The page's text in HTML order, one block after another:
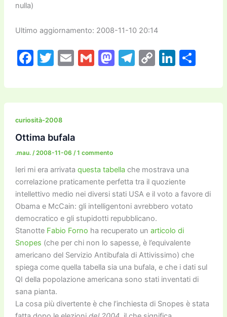
nulla)
Ultimo aggiornamento: 2008-11-10 20:14
F
c
e
b
o
o
k
T
itt
er
E
ai
l
G
ai
l
M
st
o
T
e
gr
C
p
y
Li
k
e
C
n
di
curiosità-2008
Ottima bufala
.mau. /2008-11-06 /1 commento
Ieri mi era arrivata questa tabella che mostrava una
correlazione praticamente perfetta tra il quoziente
intellettivo medio nei diversi stati USA e il voto a favore di
Obama e McCain: gli intelligentoni avrebbero votato
democratico e gli stupidotti repubblicano.
Stanotte Fabio Forno ha recuperato un articolo di
Snopes (che per chi non lo sapesse, è l’equivalente
americano del Servizio Antibufala di Attivissimo) che
spiega come quella tabella sia una bufala, e che i dati sul
QI della popolazione americana sono stati inventati di
sana pianta.
La cosa più divertente è che l’inchiesta di Snopes è stata